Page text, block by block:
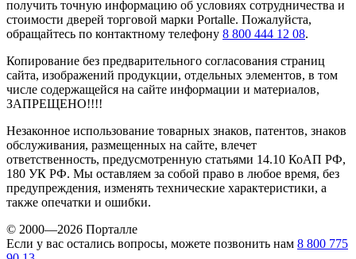
получить точную информацию об условиях сотрудничества и
стоимости дверей торговой марки Portalle. Пожалуйста,
обращайтесь по контактному телефону 8 800 444 12 08.
Копирование без предварительного согласования страниц
сайта, изображений продукции, отдельных элементов, в том
числе содержащейся на сайте информации и материалов,
ЗАПРЕЩЕНО!!!!
Незаконное использование товарных знаков, патентов, знаков
обслуживания, размещенных на сайте, влечет
ответственность, предусмотренную статьями 14.10 КоАП РФ,
180 УК РФ. Мы оставляем за собой право в любое время, без
предупреждения, изменять технические характеристики, а
также опечатки и ошибки.
© 2000—2026 Порталле
Если у вас остались вопросы, можете позвонить нам 8 800 775